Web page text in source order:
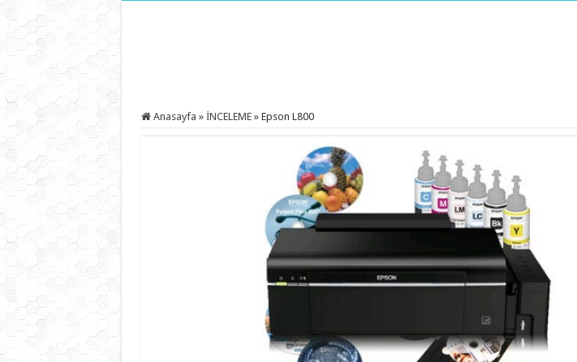
Anasayfa » İNCELEME » Epson L800